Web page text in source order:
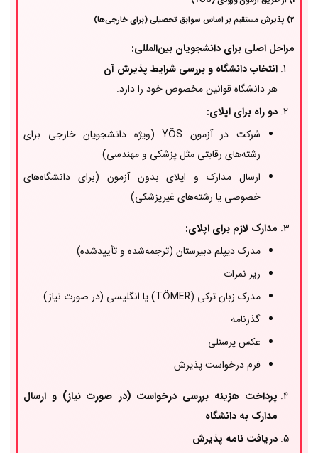
2) پذیرش مستقیم بر اساس سوابق تحصیلی (برای خارجی‌ها)
مراحل اصلی برای دانشجویان بین‌المللی:
انتخاب دانشگاه و بررسی شرایط پذیرش آن
هر دانشگاه قوانین مخصوص خود را دارد.
دو راه برای اپلای:
شرکت در آزمون YÖS (ویژه دانشجویان خارجی برای
رشته‌های رقابتی مثل پزشکی و مهندسی)
ارسال مدارک و اپلای بدون آزمون (برای دانشگاه‌های
خصوصی یا رشته‌های غیرپزشکی)
مدارک لازم برای اپلای:
مدرک دیپلم دبیرستان (ترجمه‌شده و تأییدشده)
ریز نمرات
مدرک زبان ترکی (TÖMER) یا انگلیسی (در صورت نیاز)
گذرنامه
عکس پرسنلی
فرم درخواست پذیرش
پرداخت هزینه بررسی درخواست (در صورت نیاز) و ارسال
مدارک به دانشگاه
دریافت نامه پذیرش